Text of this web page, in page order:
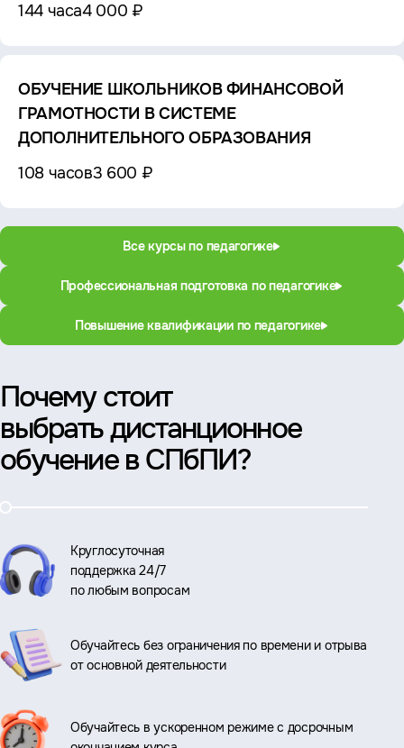
144 часа4 000 ₽
ОБУЧЕНИЕ ШКОЛЬНИКОВ ФИНАНСОВОЙ
ГРАМОТНОСТИ В СИСТЕМЕ
ДОПОЛНИТЕЛЬНОГО ОБРАЗОВАНИЯ
108 часов3 600 ₽
Все курсы по педагогике
Профессиональная подготовка по педагогике
Повышение квалификации по педагогике
Почему стоит
выбрать дистанционное
обучение в СПбПИ?
Круглосуточная
поддержка 24/7
по любым вопросам
Обучайтесь без ограничения по времени и отрыва
от основной деятельности
Обучайтесь в ускоренном режиме с досрочным